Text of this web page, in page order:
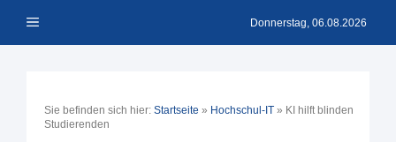
Inhalt Menü Donnerstag, 06.08.2026
Sie befinden sich hier: Startseite » Hochschul-IT » KI hilft blinden
Studierenden